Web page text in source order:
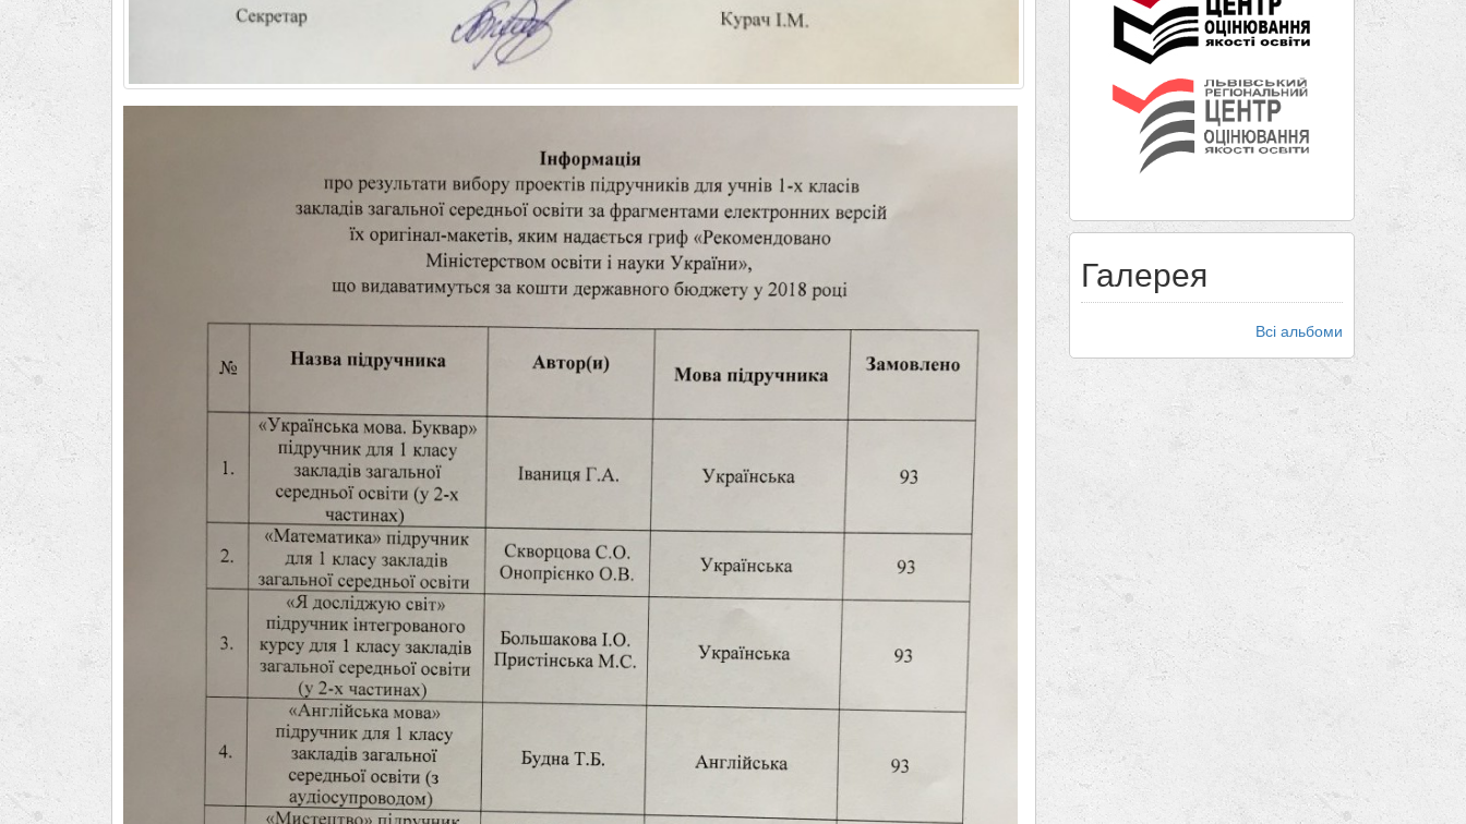
Галерея
Всі альбоми